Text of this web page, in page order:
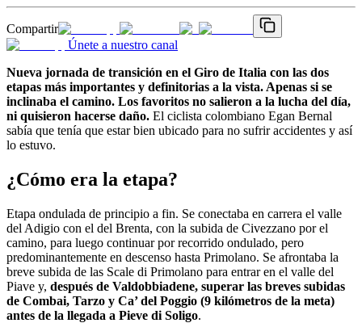
Compartir
Únete a nuestro canal
Nueva jornada de transición en el Giro de Italia con las dos
etapas más importantes y definitorias a la vista. Apenas si se
inclinaba el camino. Los favoritos no salieron a la lucha del día,
ni quisieron hacerse daño. El ciclista colombiano Egan Bernal
sabía que tenía que estar bien ubicado para no sufrir accidentes y así
lo estuvo.
¿Cómo era la etapa?
Etapa ondulada de principio a fin. Se conectaba en carrera el valle
del Adigio con el del Brenta, con la subida de Civezzano por el
camino, para luego continuar por recorrido ondulado, pero
predominantemente en descenso hasta Primolano. Se afrontaba la
breve subida de las Scale di Primolano para entrar en el valle del
Piave y, después de Valdobbiadene, superar las breves subidas
de Combai, Tarzo y Ca’ del Poggio (9 kilómetros de la meta)
antes de la llegada a Pieve di Soligo.